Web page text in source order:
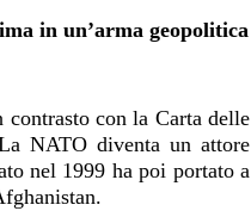
in un’arma geopolitica
con la Carta delle
NATO diventa un attore
nel 1999 ha poi portato a